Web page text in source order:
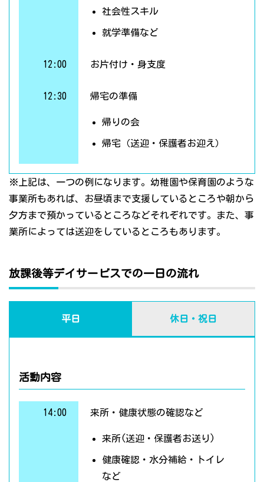
社会性スキル
就学準備など
12:00 お片付け・身支度
12:30 帰宅の準備
帰りの会
帰宅（送迎・保護者お迎え）
※上記は、一つの例になります。幼稚園や保育園のような
事業所もあれば、お昼頃まで支援しているところや朝から
夕方まで預かっているところなどそれぞれです。また、事
業所によっては送迎をしているところもあります。
放課後等デイサービスでの一日の流れ
平日 休日・祝日
活動内容
14:00 来所・健康状態の確認など
来所(送迎・保護者お送り)
健康確認・水分補給・トイレ
など